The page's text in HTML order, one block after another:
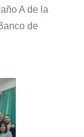
A de la
de